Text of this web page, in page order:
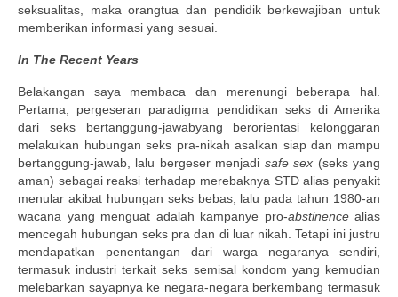
seksualitas, maka orangtua dan pendidik berkewajiban untuk
memberikan informasi yang sesuai.
In The Recent Years
Belakangan saya membaca dan merenungi beberapa hal.
Pertama, pergeseran paradigma pendidikan seks di Amerika
dari seks bertanggung-jawabyang berorientasi kelonggaran
melakukan hubungan seks pra-nikah asalkan siap dan mampu
bertanggung-jawab, lalu bergeser menjadi safe sex (seks yang
aman) sebagai reaksi terhadap merebaknya STD alias penyakit
menular akibat hubungan seks bebas, lalu pada tahun 1980-an
wacana yang menguat adalah kampanye pro-abstinence alias
mencegah hubungan seks pra dan di luar nikah. Tetapi ini justru
mendapatkan penentangan dari warga negaranya sendiri,
termasuk industri terkait seks semisal kondom yang kemudian
melebarkan sayapnya ke negara-negara berkembang termasuk